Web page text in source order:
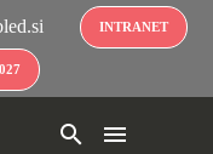
INTRANET